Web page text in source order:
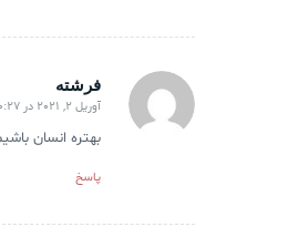
فرشته
گفته:آوریل 2, 2021 در 10:27 ب.ظ
بهتره انسان
پاسخ